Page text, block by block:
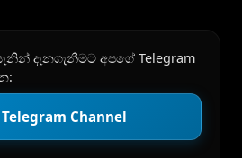
දැනගැනීමට අපගේ Telegram
Channel